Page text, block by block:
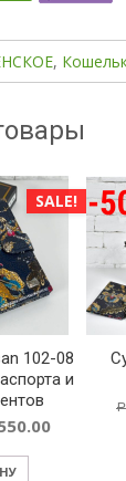
,
SALE!
102-08
и
Р